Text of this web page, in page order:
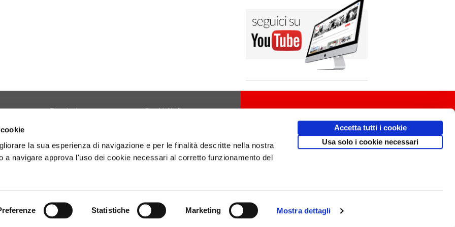
la sua esperienza di navigazione e per le finalità descritte nella nostra
a navigare approva l'uso dei cookie necessari al corretto funzionamento del
Statistiche Marketing Mostra dettagli
Accetta tutti i cookie
Usa solo i cookie necessari
Tecnologia
Diario di Viaggio
Attività
Borghi d'Italia
Copertina
01160141006.
Design communication.it/ Mobile friendly